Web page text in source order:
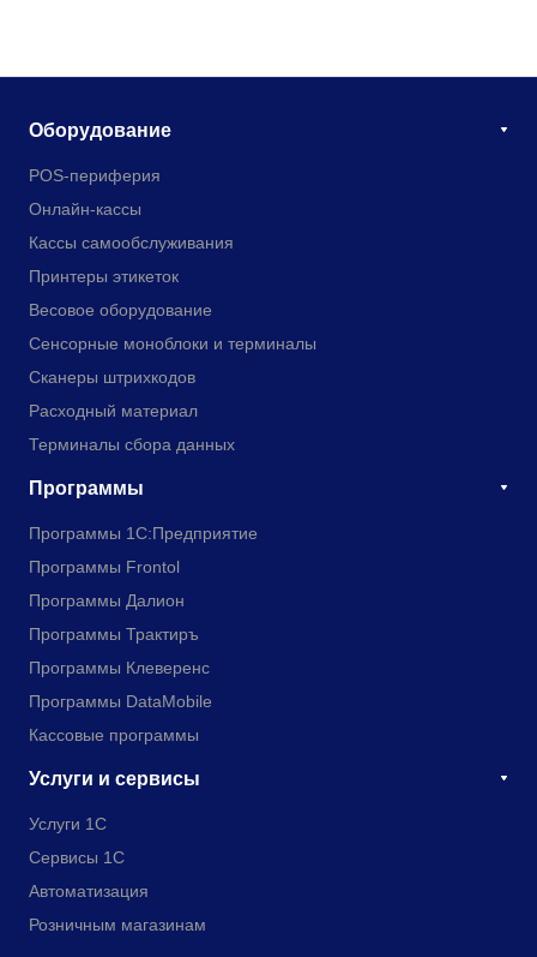
Оборудование
POS-периферия
Онлайн-кассы
Кассы самообслуживания
Принтеры этикеток
Весовое оборудование
Сенсорные моноблоки и терминалы
Сканеры штрихкодов
Расходный материал
Терминалы сбора данных
Программы
Программы 1С:Предприятие
Программы Frontol
Программы Далион
Программы Трактиръ
Программы Клеверенс
Программы DataMobile
Кассовые программы
Услуги и сервисы
Услуги 1С
Сервисы 1С
Автоматизация
Розничным магазинам